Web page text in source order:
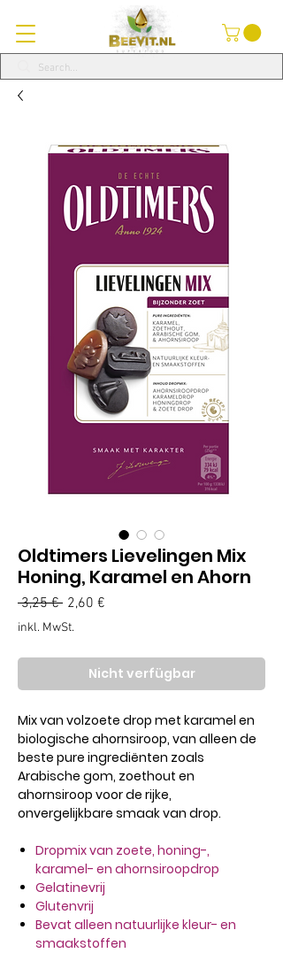
Oldtimers Lievelingen Mix
Honing, Karamel en Ahorn
3,25 € Standardpreis
2,60 €
inkl. MwSt.
Nicht verfügbar
Mix van volzoete drop met karamel en
biologische ahornsiroop, van alleen de
beste pure ingrediënten zoals
Arabische gom, zoethout en
ahornsiroop voor de rijke,
onvergelijkbare smaak van drop.
Dropmix van zoete, honing-,
karamel- en ahornsiroopdrop
Gelatinevrij
Glutenvrij
Bevat alleen natuurlijke kleur- en
smaakstoffen